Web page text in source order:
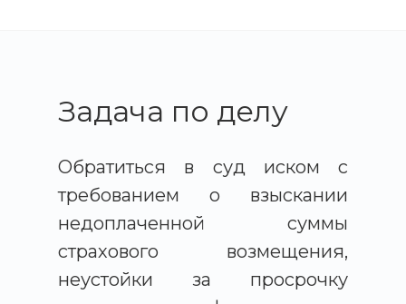
Задача по делу
Обратиться в суд иском с
требованием о взыскании
недоплаченной суммы
страхового возмещения,
неустойки за просрочку